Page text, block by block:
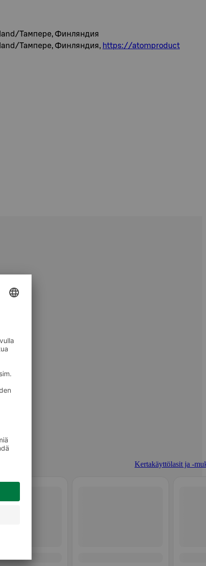
Тампере, Финляндия
Тампере, Финляндия, https://atomproduct
Kertakäyttölasit ja -